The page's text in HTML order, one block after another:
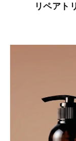
リペアト